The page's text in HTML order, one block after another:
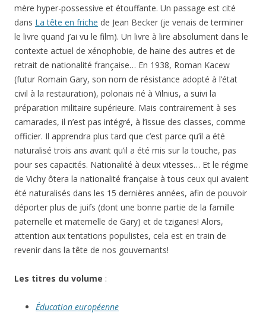
mère hyper-possessive et étouffante. Un passage est cité
dans La tête en friche de Jean Becker (je venais de terminer
le livre quand j’ai vu le film). Un livre à lire absolument dans le
contexte actuel de xénophobie, de haine des autres et de
retrait de nationalité française… En 1938, Roman Kacew
(futur Romain Gary, son nom de résistance adopté à l’état
civil à la restauration), polonais né à Vilnius, a suivi la
préparation militaire supérieure. Mais contrairement à ses
camarades, il n’est pas intégré, à l’issue des classes, comme
officier. Il apprendra plus tard que c’est parce qu’il a été
naturalisé trois ans avant qu’il a été mis sur la touche, pas
pour ses capacités. Nationalité à deux vitesses… Et le régime
de Vichy ôtera la nationalité française à tous ceux qui avaient
été naturalisés dans les 15 dernières années, afin de pouvoir
déporter plus de juifs (dont une bonne partie de la famille
paternelle et maternelle de Gary) et de tziganes! Alors,
attention aux tentations populistes, cela est en train de
revenir dans la tête de nos gouvernants!
Les titres du volume :
Éducation européenne